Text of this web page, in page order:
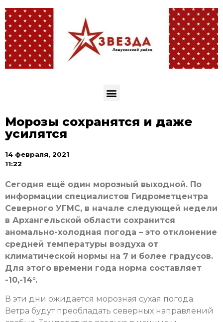
Морозы сохранятся и даже
усилятся
14 февраля, 2021
11:22
Сегодня ещё один морозный выходной. По
информации специалистов Гидрометцентра
Северного УГМС, в начале следующей недели
в Архангельской области сохранится
аномально-холодная погода – это отклонение
средней температуры воздуха от
климатической нормы на 7 и более градусов.
Для этого времени года норма составляет
-10,-14°.
В эти дни ожидается морозная сухая погода.
Ветра будут преобладать северных направлений